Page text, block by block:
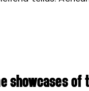
SHOWCASES OF